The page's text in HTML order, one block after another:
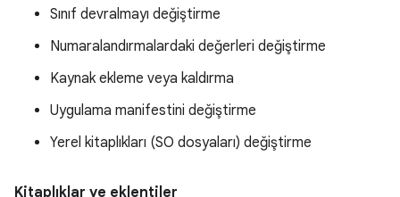
Sınıf devralmayı değiştirme
Numaralandırmalardaki değerleri değiştirme
Kaynak ekleme veya kaldırma
Uygulama manifestini değiştirme
Yerel kitaplıkları (SO dosyaları) değiştirme
Kitaplıklar ve eklentiler